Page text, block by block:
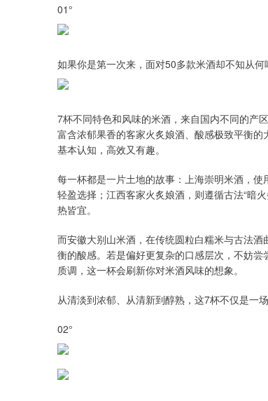
01°
如果你是第一次来，面对50多款米酒却不知从何
7杯不同特色和风味的米酒，来自国内不同的产
富含浓郁果香的客家火炙娘酒、酸感极致平衡
基本认知，高效又有趣。
每一杯都是一片土地的故事：上海崇明米酒，
轻盈选择；江西客家火炙娘酒，则遵循古法“暗
热皆宜。
而安徽大别山米酒，在传统圆粒白糯米与古法
衡的酸感。若是偏好更复杂的口感层次，不妨
质调，这一杯会刷新你对米酒风味的想象。
从清淡到浓郁、从清新到醇熟，这7杯不仅是一
02°